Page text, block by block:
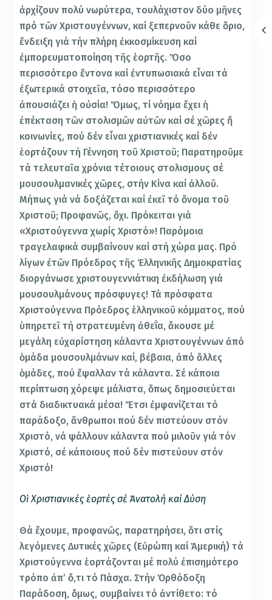
ἀρχίζουν πολύ νωρύτερα, τουλάχιστον δύο μῆνες
πρό τῶν Χριστουγέννων, καί ξεπερνοῦν κάθε ὅριο,
ἔνδειξη γιά τήν πλήρη ἐκκοσμίκευση καί
ἐμπορευματοποίηση τῆς ἑορτῆς. Ὅσο
περισσότερο ἔντονα καί ἐντυπωσιακά εἶναι τά
ἐξωτερικά στοιχεῖα, τόσο περισσότερο
ἀπουσιάζει ἡ οὐσία! Ὅμως, τί νόημα ἔχει ἡ
ἐπέκταση τῶν στολισμῶν αὐτῶν καί σέ χῶρες ἤ
κοινωνίες, πού δέν εἶναι χριστιανικές καί δέν
ἑορτάζουν τή Γέννηση τοῦ Χριστοῦ; Παρατηροῦμε
τά τελευταῖα χρόνια τέτοιους στολισμους σέ
μουσουλμανικές χῶρες, στήν Κίνα καί ἀλλοῦ.
Μήπως γιά νά δοξάζεται καί ἐκεῖ τό ὄνομα τοῦ
Χριστοῦ; Προφανῶς, ὄχι. Πρόκειται γιά
«Χριστούγεννα χωρίς Χριστό»! Παρόμοια
τραγελαφικά συμβαίνουν καί στή χώρα μας. Πρό
λίγων ἐτῶν Πρόεδρος τῆς Ἑλληνικῆς Δημοκρατίας
διοργάνωσε χριστουγεννιάτικη ἐκδήλωση γιά
μουσουλμάνους πρόσφυγες! Τά πρόσφατα
Χριστούγεννα Πρόεδρος ἑλληνικοῦ κόμματος, πού
ὑπηρετεῖ τή στρατευμένη ἀθεΐα, ἄκουσε μέ
μεγάλη εὐχαρίστηση κάλαντα Χριστουγέννων ἀπό
ὁμάδα μουσουλμάνων καί, βέβαια, ἀπό ἄλλες
ὁμάδες, πού ἔψαλλαν τά κάλαντα. Σέ κάποια
περίπτωση χόρεψε μάλιστα, ὅπως δημοσιεύεται
στά διαδικτυακά μέσα! Ἔτσι ἐμφανίζεται τό
παράδοξο, ἄνθρωποι πού δέν πιστεύουν στόν
Χριστό, νά ψάλλουν κάλαντα πού μιλοῦν γιά τόν
Χριστό, σέ κάποιους πού δέν πιστεύουν στόν
Χριστό!
Οἱ Χριστιανικές ἑορτές σέ Ἀνατολή καί Δύση
Θά ἔχουμε, προφανῶς, παρατηρήσει, ὅτι στίς
λεγόμενες Δυτικές χῶρες (Εὐρώπη καί Ἀμερική) τά
Χριστούγεννα ἑορτάζονται μέ πολύ ἐπισημότερο
τρόπο ἀπ’ ὅ,τι τό Πάσχα. Στήν Ὀρθόδοξη
Παράδοση, ὅμως, συμβαίνει τό ἀντίθετο: τό